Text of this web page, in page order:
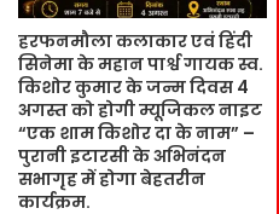
हरफनमौला कलाकार एवं हिंदी
सिनेमा के महान पार्श्व गायक स्व.
किशोर कुमार के जन्म दिवस 4
अगस्त को होगी म्यूजिकल नाइट
“एक शाम किशोर दा के नाम” –
पुरानी इटारसी के अभिनंदन
सभागृह में होगा बेहतरीन
कार्यक्रम.